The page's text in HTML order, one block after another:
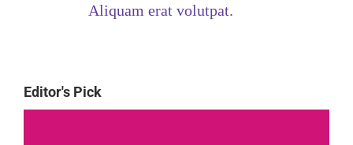
Aliquam erat volutpat.
Editor's Pick